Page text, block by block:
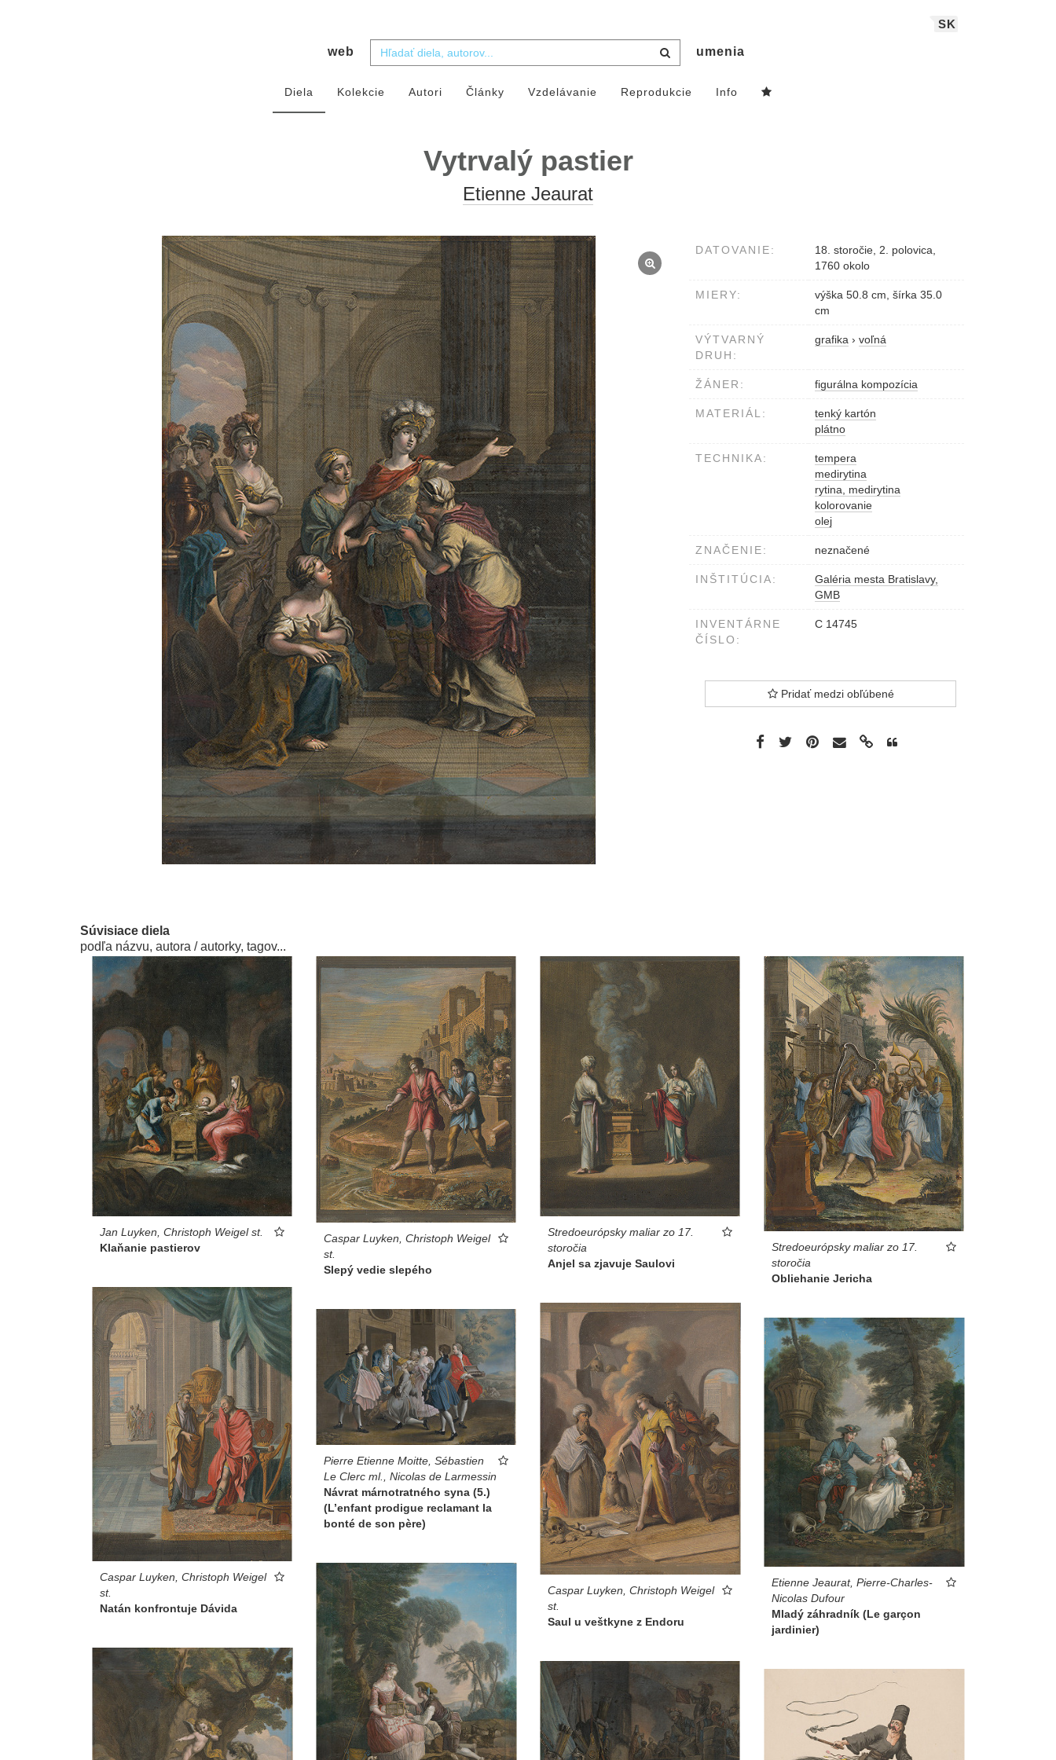
SK
web umenia
Diela Kolekcie Autori Články Vzdelávanie Reprodukcie Info
Vytrvalý pastier
Etienne Jeaurat
DATOVANIE:
18. storočie, 2. polovica,
1760 okolo
MIERY:
výška 50.8 cm, šírka 35.0
cm
VÝTVARNÝ
DRUH:
grafika › voľná
ŽÁNER: figurálna kompozícia
MATERIÁL:
tenký kartón
plátno
TECHNIKA:
tempera
medirytina
rytina, medirytina
kolorovanie
olej
ZNAČENIE: neznačené
INŠTITÚCIA:
Galéria mesta Bratislavy,
GMB
INVENTÁRNE
ČÍSLO:
C 14745
Pridať medzi obľúbené
Súvisiace diela
podľa názvu, autora / autorky, tagov...
Jan Luyken, Christoph Weigel st.
Klaňanie pastierov
Caspar Luyken, Christoph Weigel
st.
Slepý vedie slepého
Stredoeurópsky maliar zo 17.
storočia
Anjel sa zjavuje Saulovi
Stredoeurópsky maliar zo 17.
storočia
Obliehanie Jericha
Caspar Luyken, Christoph Weigel
st.
Natán konfrontuje Dávida
Caspar Luyken, Christoph Weigel
st.
Saul u veštkyne z Endoru
Pierre Etienne Moitte, Sébastien
Le Clerc ml., Nicolas de Larmessin
Návrat márnotratného syna (5.)
(L’enfant prodigue reclamant la
bonté de son père)
Etienne Jeaurat, Pierre-Charles-
Nicolas Dufour
Mladý záhradník (Le garçon
jardinier)